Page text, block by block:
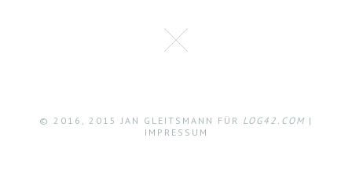
© 2016, 2015 JAN GLEITSMANN FÜR LOG42.COM |
IMPRESSUM